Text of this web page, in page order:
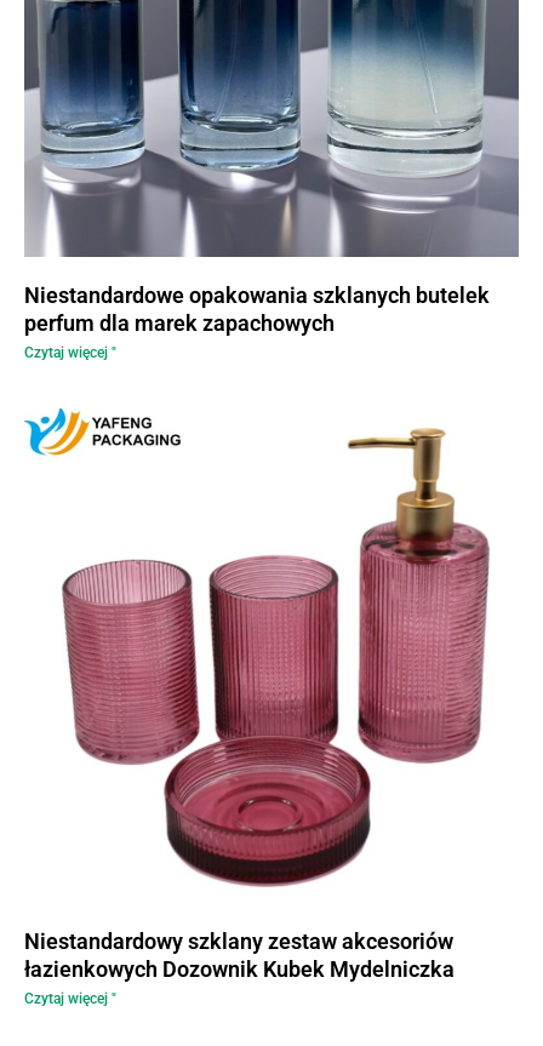
Niestandardowe opakowania szklanych butelek
perfum dla marek zapachowych
Czytaj więcej "
Niestandardowy szklany zestaw akcesoriów
łazienkowych Dozownik Kubek Mydelniczka
Czytaj więcej "